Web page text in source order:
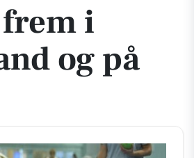
i
og på